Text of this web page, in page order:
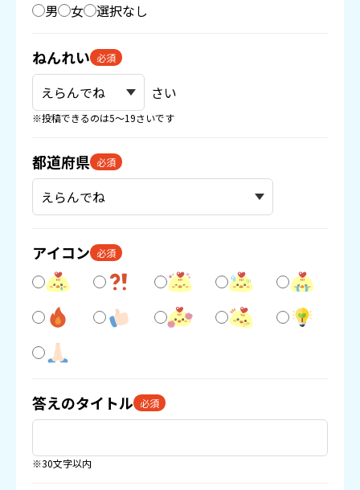
男 女 選択なし
ねんれい 必須
さい
※投稿できるのは5〜19さいです
都道府県 必須
アイコン 必須
答えのタイトル 必須
※30文字以内